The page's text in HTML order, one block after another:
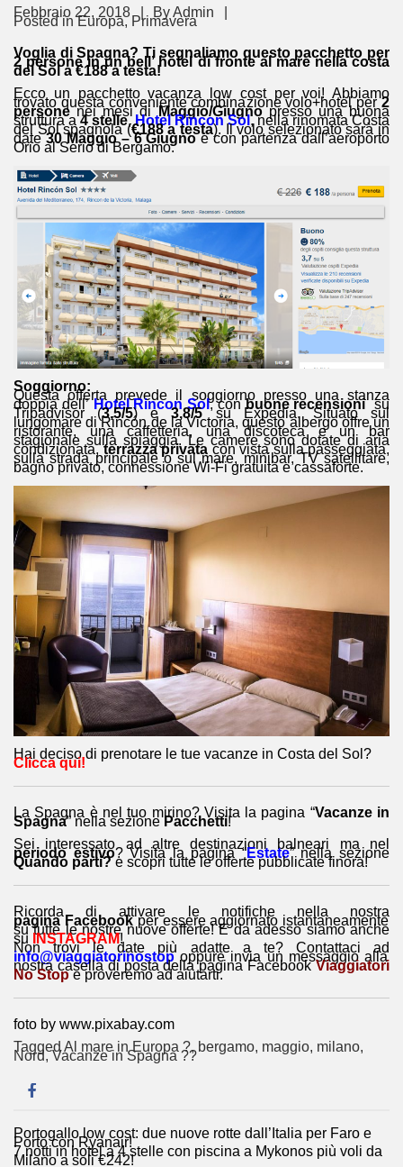
Febbraio 22, 2018 ByAdmin
Posted inEuropa, Primavera
Voglia di Spagna? Ti segnaliamo questo pacchetto per
2 persone in un bell’ hotel di fronte al mare nella costa
del Sol a €188 a testa!
Ecco un pacchetto vacanza low cost per voi! Abbiamo
trovato questa conveniente combinazione volo+hotel per2
personenei mesi diMaggio/Giugnopresso una buona
struttura a4 stelle, Hotel Rincon Sol, nella rinomata Costa
del Sol spagnola (€188 a testa). Il volo selezionato sarà in
date30 Maggio – 6 Giugnoe con partenza dall’aeroporto
Orio al Serio di Bergamo.
Soggiorno:
Questa offerta prevede il soggiorno presso una stanza
doppia dell’Hotel Rincon Sol, conbuone recensionisu
Tripadvisor (3,5/5) e3,8/5su Expedia. Situato sul
lungomare di Rincón de la Victoria, questo albergo offre un
ristorante, una caffetteria, una discoteca e un bar
stagionale sulla spiaggia. Le camere sono dotate di aria
condizionata,terrazza privata con vista sulla passeggiata,
sulla strada principale o sul mare, minibar, TV satellitare,
bagno privato, connessione Wi-Fi gratuita e cassaforte.
Hai deciso di prenotare le tue vacanze in Costa del Sol?
Clicca qui!
La Spagna è nel tuo mirino? Visita la pagina “Vacanze in
Spagna” nella sezionePacchetti!
Sei interessato ad altre destinazioni balneari ma nel
periodo estivo? Visita la pagina “Estate” nella sezione
Quando parti?e scopri tutte le offerte pubblicate finora!
Ricorda di attivare le notifiche nella nostra
pagina Facebookper essere aggiornato istantaneamente
su tutte le nostre nuove offerte! E da adesso siamo anche
su INSTAGRAM!
Non trovi le date più adatte a te? Contattaci ad
info@viaggiatorinostopoppure invia un messaggio alla
nostra casella di posta della pagina FacebookViaggiatori
No Stope proveremo ad aiutarti.
foto by www.pixabay.com
TaggedAl mare in Europa ?️, bergamo, maggio, milano,
Nord,Vacanze in Spagna ??
Navigazione
articoli
Portogallo low cost: due nuove rotte dall’Italia per Faro e
Porto con Ryanair!
7 notti in hotel a 4 stelle con piscina a Mykonos più voli da
Milano a soli €242!